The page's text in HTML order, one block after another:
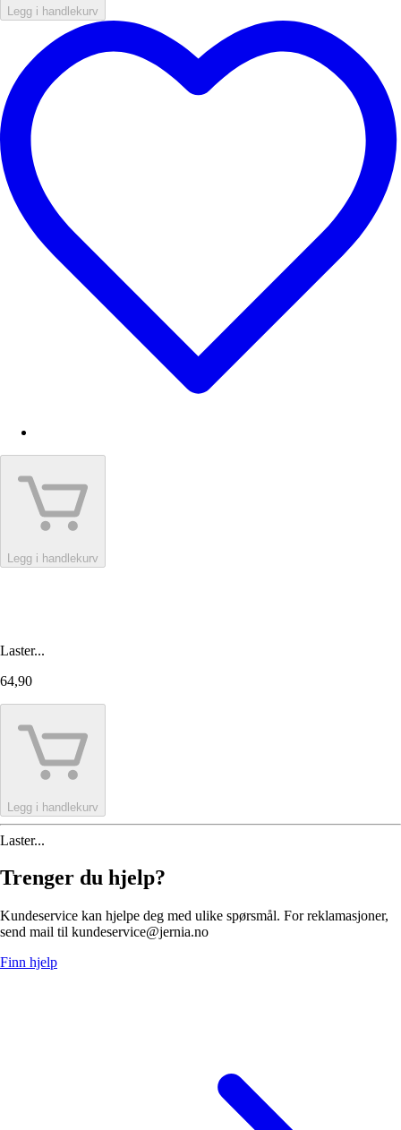
Legg i handlekurv
Legg i handlekurv
Laster...
64,90
Legg i handlekurv
Laster...
Trenger du hjelp?
Kundeservice kan hjelpe deg med ulike spørsmål. For reklamasjoner,
send mail til kundeservice@jernia.no
Finn hjelp